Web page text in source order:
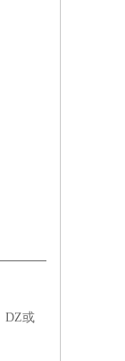
DZ或